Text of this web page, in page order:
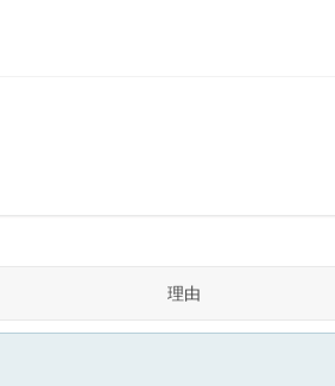
理由